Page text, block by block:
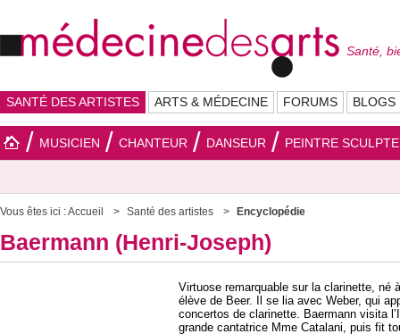
Santé,
SANTÉ DES ARTISTES ARTS & MÉDECINE FORUMS BLOGS
MUSICIEN CHANTEUR DANSEUR PEINTRE
Vous êtes ici :Accueil Santé des artistes Encyclopédie
Baermann (Henri-Joseph)
Virtuose remarquable sur la clarinette, né
élève de Beer. Il se lia avec Weber, qui
concertos de clarinette. Baermann visita
grande cantatrice Mme Catalani, puis fit